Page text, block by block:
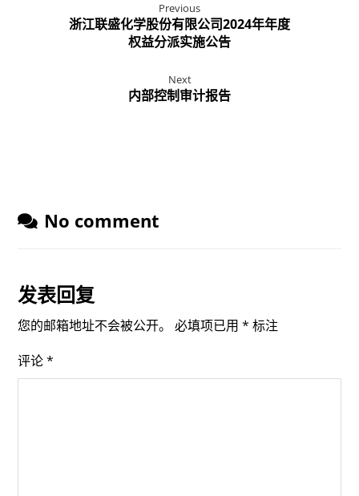
Previous
浙江联盛化学股份有限公司2024年年度
权益分派实施公告
Next
内部控制审计报告
No comment
发表回复
您的邮箱地址不会被公开。 必填项已用* 标注
评论*